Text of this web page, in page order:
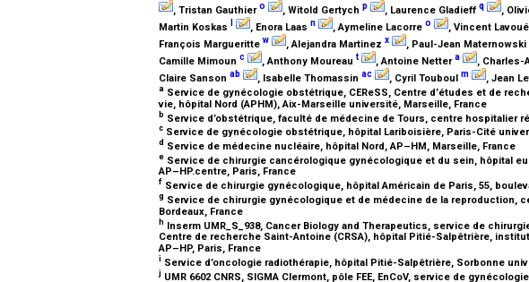
, Tristan Gauthiero , Witold Gertych p , Laurence Gladieff q ,
Martin Koskas
, Enora Laas n , Aymeline Lacorre o , Vincent Lavoué
François Margueritte w , Alejandra Martinez x , Paul-Jean Maternowski
Camille Mimoun c , Anthony Moureau t , Antoine Nettera , Charles-
Claire Sanson ab , Isabelle Thomassin ac , Cyril Touboul m , Jean
a Service de gynécologie obstétrique, CEReSS, Centre d’études et de
vie, hôpital Nord (APHM), Aix-Marseille université, Marseille, France
b Service d’obstétrique, faculté de médecine de Tours, centre hospitalier
c Service de gynécologie obstétrique, hôpital Lariboisière, Paris-Cité
d Service de médecine nucléaire, hôpital Nord, AP–HM, Marseille, France
e Service de chirurgie cancérologique gynécologique et du sein, hôpital
AP–HP.centre, Paris, France
f Service de chirurgie gynécologique, hôpital Américain de Paris, 55,
g Service de chirurgie gynécologique et de médecine de la reproduction,
Bordeaux, France
h Inserm UMR_S_938, Cancer Biology and Therapeutics, service de
Centre de recherche Saint-Antoine (CRSA), hôpital Pitié-Salpêtrière,
AP–HP, Paris, France
i Service d’oncologie radiothérapie, hôpital Pitié-Salpêtrière, Sorbonne
j UMR 6602 CNRS, SIGMA Clermont, pôle FEE, EnCoV, service de